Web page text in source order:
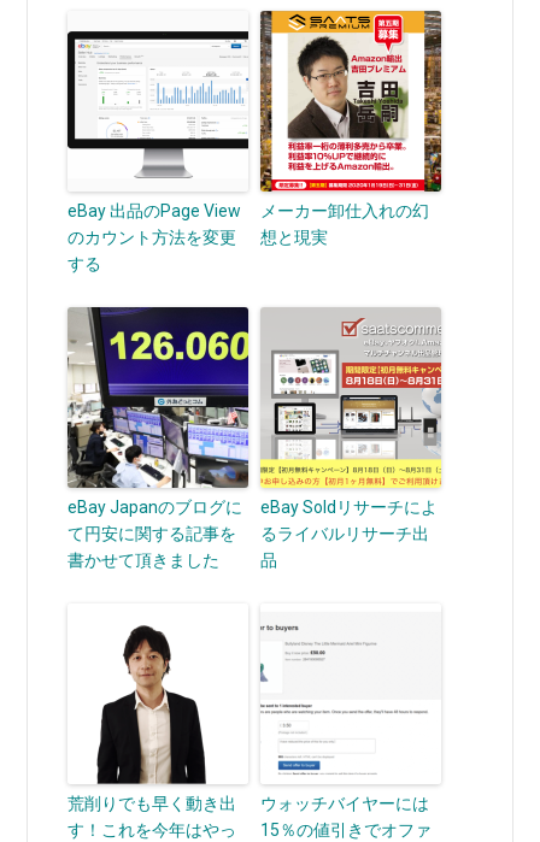
eBay 出品のPage View
のカウント方法を変更
する
メーカー卸仕入れの幻
想と現実
eBay Japanのブログに
て円安に関する記事を
書かせて頂きました
eBay Soldリサーチによ
るライバルリサーチ出
品
荒削りでも早く動き出
す！これを今年はやっ
ウォッチバイヤーには
15％の値引きでオファ